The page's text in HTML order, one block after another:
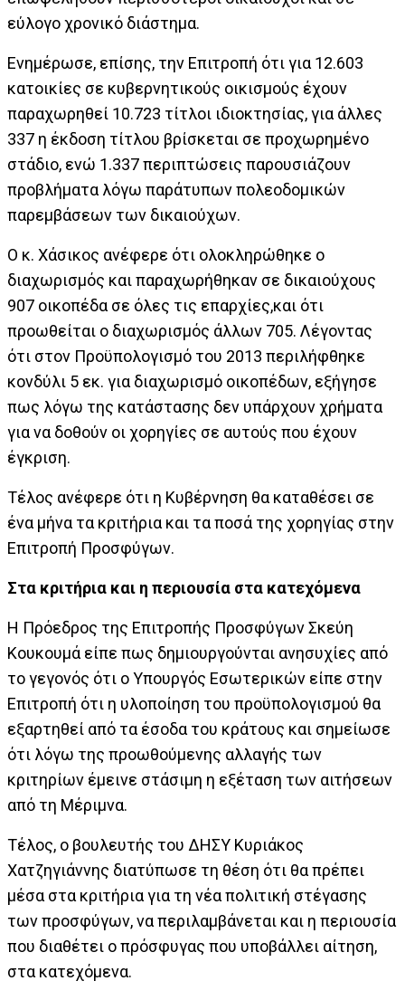
εύλογο χρονικό διάστημα.
Ενημέρωσε, επίσης, την Επιτροπή ότι για 12.603
κατοικίες σε κυβερνητικούς οικισμούς έχουν
παραχωρηθεί 10.723 τίτλοι ιδιοκτησίας, για άλλες
337 η έκδοση τίτλου βρίσκεται σε προχωρημένο
στάδιο, ενώ 1.337 περιπτώσεις παρουσιάζουν
προβλήματα λόγω παράτυπων πολεοδομικών
παρεμβάσεων των δικαιούχων.
Ο κ. Χάσικος ανέφερε ότι ολοκληρώθηκε ο
διαχωρισμός και παραχωρήθηκαν σε δικαιούχους
907 οικοπέδα σε όλες τις επαρχίες,και ότι
προωθείται ο διαχωρισμός άλλων 705. Λέγοντας
ότι στον Προϋπολογισμό του 2013 περιλήφθηκε
κονδύλι 5 εκ. για διαχωρισμό οικοπέδων, εξήγησε
πως λόγω της κατάστασης δεν υπάρχουν χρήματα
για να δοθούν οι χορηγίες σε αυτούς που έχουν
έγκριση.
Τέλος ανέφερε ότι η Κυβέρνηση θα καταθέσει σε
ένα μήνα τα κριτήρια και τα ποσά της χορηγίας στην
Επιτροπή Προσφύγων.
Στα κριτήρια και η περιουσία στα κατεχόμενα
Η Πρόεδρος της Επιτροπής Προσφύγων Σκεύη
Κουκουμά είπε πως δημιουργούνται ανησυχίες από
το γεγονός ότι ο Υπουργός Εσωτερικών είπε στην
Επιτροπή ότι η υλοποίηση του προϋπολογισμού θα
εξαρτηθεί από τα έσοδα του κράτους και σημείωσε
ότι λόγω της προωθούμενης αλλαγής των
κριτηρίων έμεινε στάσιμη η εξέταση των αιτήσεων
από τη Μέριμνα.
Τέλος, ο βουλευτής του ΔΗΣΥ Κυριάκος
Χατζηγιάννης διατύπωσε τη θέση ότι θα πρέπει
μέσα στα κριτήρια για τη νέα πολιτική στέγασης
των προσφύγων, να περιλαμβάνεται και η περιουσία
που διαθέτει ο πρόσφυγας που υποβάλλει αίτηση,
στα κατεχόμενα.